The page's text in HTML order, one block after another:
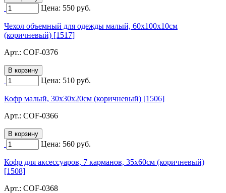
Цена: 550 руб.
Чехол объемный для одежды малый, 60х100х10см
(коричневый) [1517]
Арт.: COF-0376
Цена: 510 руб.
Кофр малый, 30х30х20см (коричневый) [1506]
Арт.: COF-0366
Цена: 560 руб.
Кофр для аксессуаров, 7 карманов, 35х60см (коричневый)
[1508]
Арт.: COF-0368